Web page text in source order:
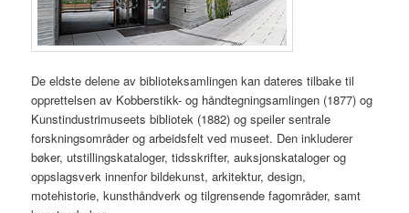
De eldste delene av biblioteksamlingen kan dateres tilbake til
opprettelsen av Kobberstikk- og håndtegningsamlingen (1877) og
Kunstindustrimuseets bibliotek (1882) og speiler sentrale
forskningsområder og arbeidsfelt ved museet. Den inkluderer
bøker, utstillingskataloger, tidsskrifter, auksjonskataloger og
oppslagsverk innenfor bildekunst, arkitektur, design,
motehistorie, kunsthåndverk og tilgrensende fagområder, samt